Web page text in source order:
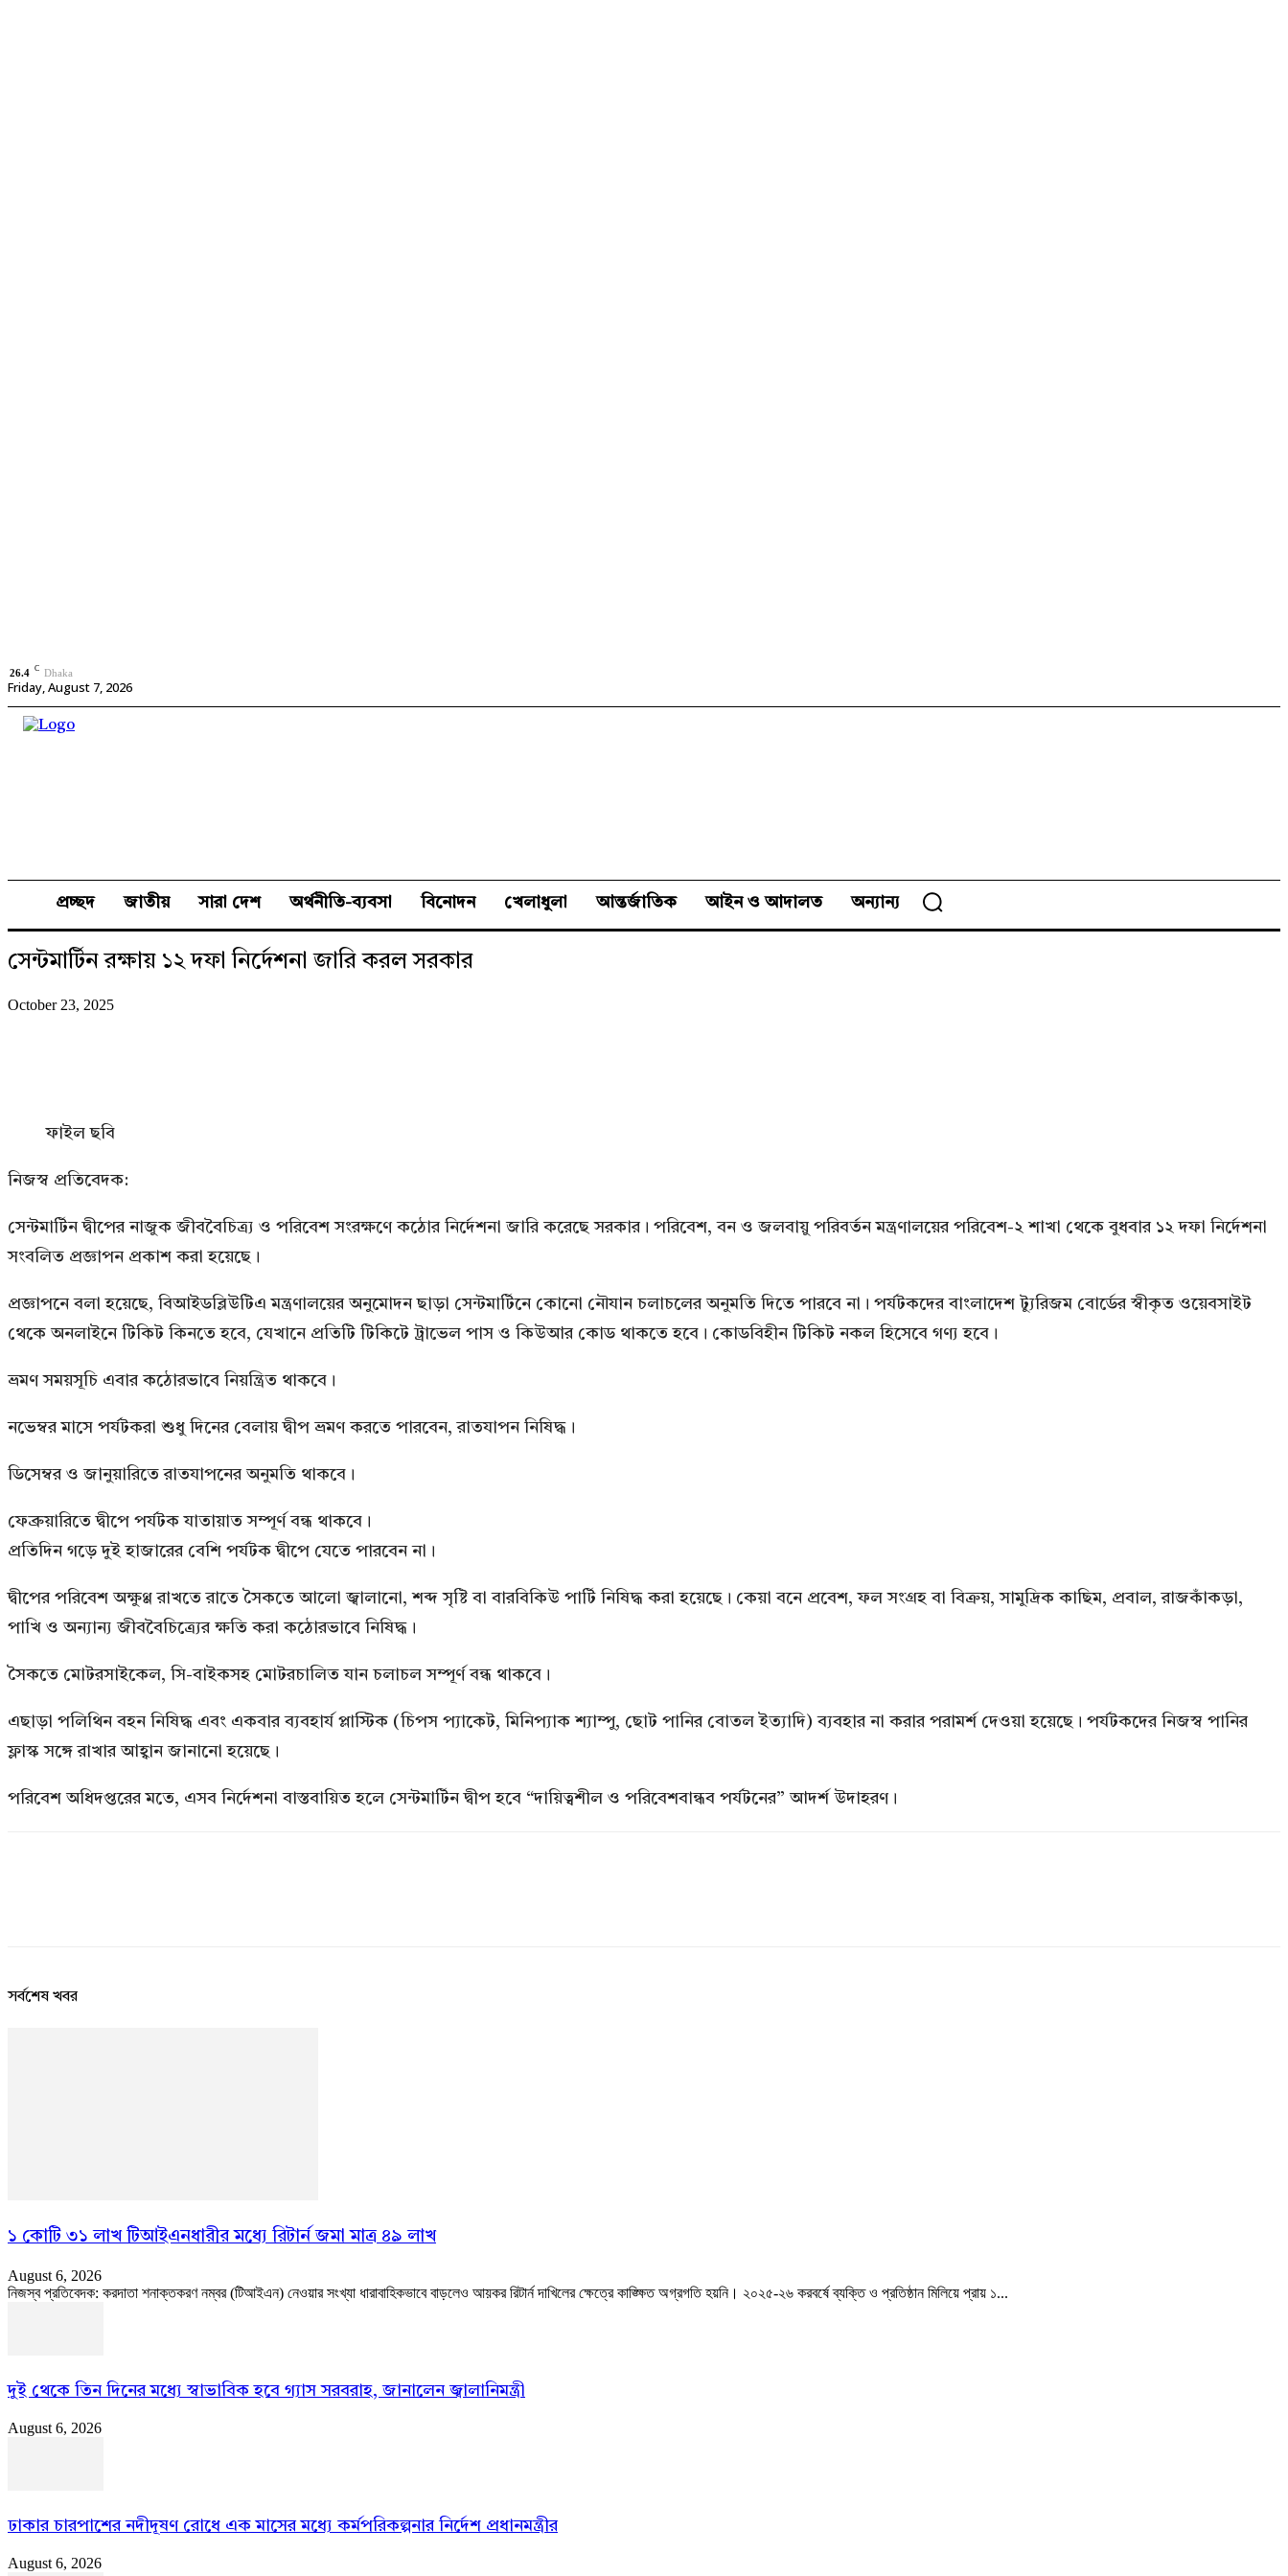
26.4 C Dhaka
Friday, August 7, 2026
প্রচ্ছদ জাতীয় সারা দেশ অর্থনীতি-ব্যবসা বিনোদন খেলাধুলা আন্তর্জাতিক আইন ও আদালত অন্যান্য
সেন্টমার্টিন রক্ষায় ১২ দফা নির্দেশনা জারি করল সরকার
October 23, 2025
ফাইল ছবি
নিজস্ব প্রতিবেদক:
সেন্টমার্টিন দ্বীপের নাজুক জীববৈচিত্র্য ও পরিবেশ সংরক্ষণে কঠোর নির্দেশনা জারি করেছে সরকার। পরিবেশ, বন ও জলবায়ু পরিবর্তন মন্ত্রণালয়ের পরিবেশ-২ শাখা থেকে বুধবার ১২ দফা নির্দেশনা
সংবলিত প্রজ্ঞাপন প্রকাশ করা হয়েছে।
প্রজ্ঞাপনে বলা হয়েছে, বিআইডব্লিউটিএ মন্ত্রণালয়ের অনুমোদন ছাড়া সেন্টমার্টিনে কোনো নৌযান চলাচলের অনুমতি দিতে পারবে না। পর্যটকদের বাংলাদেশ ট্যুরিজম বোর্ডের স্বীকৃত ওয়েবসাইট
থেকে অনলাইনে টিকিট কিনতে হবে, যেখানে প্রতিটি টিকিটে ট্রাভেল পাস ও কিউআর কোড থাকতে হবে। কোডবিহীন টিকিট নকল হিসেবে গণ্য হবে।
ভ্রমণ সময়সূচি এবার কঠোরভাবে নিয়ন্ত্রিত থাকবে।
নভেম্বর মাসে পর্যটকরা শুধু দিনের বেলায় দ্বীপ ভ্রমণ করতে পারবেন, রাতযাপন নিষিদ্ধ।
ডিসেম্বর ও জানুয়ারিতে রাতযাপনের অনুমতি থাকবে।
ফেব্রুয়ারিতে দ্বীপে পর্যটক যাতায়াত সম্পূর্ণ বন্ধ থাকবে।
প্রতিদিন গড়ে দুই হাজারের বেশি পর্যটক দ্বীপে যেতে পারবেন না।
দ্বীপের পরিবেশ অক্ষুণ্ণ রাখতে রাতে সৈকতে আলো জ্বালানো, শব্দ সৃষ্টি বা বারবিকিউ পার্টি নিষিদ্ধ করা হয়েছে। কেয়া বনে প্রবেশ, ফল সংগ্রহ বা বিক্রয়, সামুদ্রিক কাছিম, প্রবাল, রাজকাঁকড়া,
পাখি ও অন্যান্য জীববৈচিত্র্যের ক্ষতি করা কঠোরভাবে নিষিদ্ধ।
সৈকতে মোটরসাইকেল, সি-বাইকসহ মোটরচালিত যান চলাচল সম্পূর্ণ বন্ধ থাকবে।
এছাড়া পলিথিন বহন নিষিদ্ধ এবং একবার ব্যবহার্য প্লাস্টিক (চিপস প্যাকেট, মিনিপ্যাক শ্যাম্পু, ছোট পানির বোতল ইত্যাদি) ব্যবহার না করার পরামর্শ দেওয়া হয়েছে। পর্যটকদের নিজস্ব পানির
ফ্লাস্ক সঙ্গে রাখার আহ্বান জানানো হয়েছে।
পরিবেশ অধিদপ্তরের মতে, এসব নির্দেশনা বাস্তবায়িত হলে সেন্টমার্টিন দ্বীপ হবে “দায়িত্বশীল ও পরিবেশবান্ধব পর্যটনের” আদর্শ উদাহরণ।
সর্বশেষ খবর
১ কোটি ৩১ লাখ টিআইএনধারীর মধ্যে রিটার্ন জমা মাত্র ৪৯ লাখ
August 6, 2026
নিজস্ব প্রতিবেদক: করদাতা শনাক্তকরণ নম্বর (টিআইএন) নেওয়ার সংখ্যা ধারাবাহিকভাবে বাড়লেও আয়কর রিটার্ন দাখিলের ক্ষেত্রে কাঙ্ক্ষিত অগ্রগতি হয়নি। ২০২৫-২৬ করবর্ষে ব্যক্তি ও প্রতিষ্ঠান মিলিয়ে প্রায় ১...
দুই থেকে তিন দিনের মধ্যে স্বাভাবিক হবে গ্যাস সরবরাহ, জানালেন জ্বালানিমন্ত্রী
August 6, 2026
ঢাকার চারপাশের নদীদূষণ রোধে এক মাসের মধ্যে কর্মপরিকল্পনার নির্দেশ প্রধানমন্ত্রীর
August 6, 2026